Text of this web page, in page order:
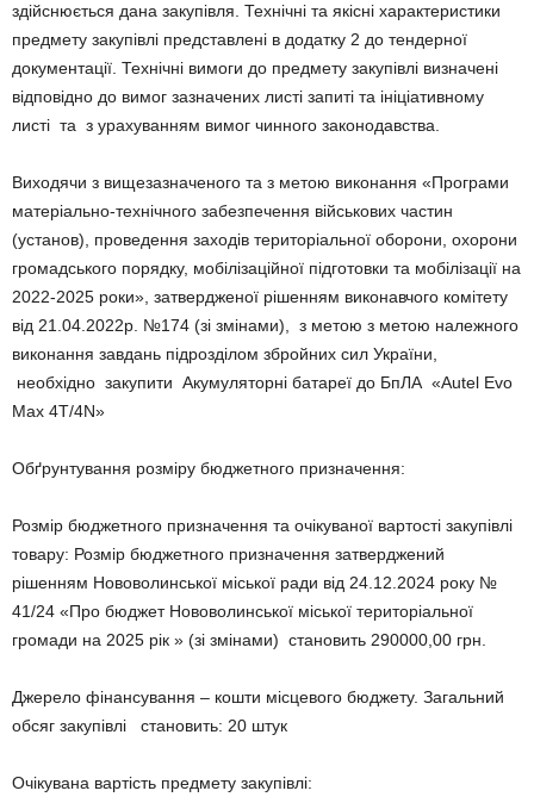
здійснюється дана закупівля. Технічні та якісні характеристики
предмету закупівлі представлені в додатку 2 до тендерної
документації. Технічні вимоги до предмету закупівлі визначені
відповідно до вимог зазначених листі запиті та ініціативному
листі та з урахуванням вимог чинного законодавства.
Виходячи з вищезазначеного та з метою виконання «Програми
матеріально-технічного забезпечення військових частин
(установ), проведення заходів територіальної оборони, охорони
громадського порядку, мобілізаційної підготовки та мобілізації на
2022-2025 роки», затвердженої рішенням виконавчого комітету
від 21.04.2022р. №174 (зі змінами), з метою з метою належного
виконання завдань підрозділом збройних сил України,
необхідно закупити Акумуляторні батареї до БпЛА «Autel Evo
Max 4T/4N»
Обґрунтування розміру бюджетного призначення:
Розмір бюджетного призначення та очікуваної вартості закупівлі
товару: Розмір бюджетного призначення затверджений
рішенням Нововолинської міської ради від 24.12.2024 року №
41/24 «Про бюджет Нововолинської міської територіальної
громади на 2025 рік » (зі змінами) становить 290000,00 грн.
Джерело фінансування – кошти місцевого бюджету. Загальний
обсяг закупівлі становить: 20 штук
Очікувана вартість предмету закупівлі: